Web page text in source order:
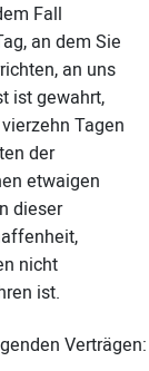
Fall
an dem Sie
an uns
ist gewahrt,
Tagen
der
etwaigen
dieser
nicht
ist.
Verträgen: